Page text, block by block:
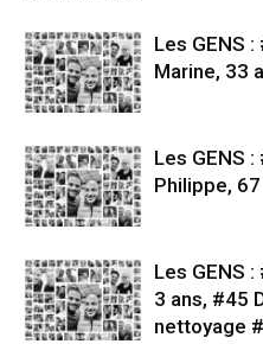
Les GENS
Marine, 33
Les GENS
Philippe,
Les GENS
3 ans, #45
nettoyage